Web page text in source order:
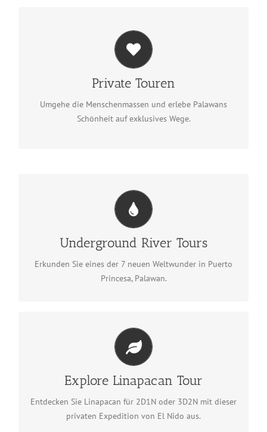
Private Touren
Umgehe die Menschenmassen und erlebe Palawans
Schönheit auf exklusives Wege.
Private Touren
Private Tour planen
Underground River Tours
Erkunden Sie eines der 7 neuen Weltwunder in Puerto
Princesa, Palawan.
Underground River Tours
Underground-River-Touren
ansehen
Explore Linapacan Tour
Entdecken Sie Linapacan für 2D1N oder 3D2N mit dieser
privaten Expedition von El Nido aus.
Explore Linapacan Tour
Linapacan entdecken